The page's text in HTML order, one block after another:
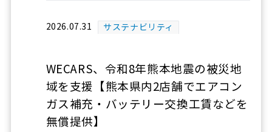
2026.07.31 サステナビリティ
WECARS、令和8年熊本地震の被災地
域を支援【熊本県内2店舗でエアコン
ガス補充・バッテリー交換工賃などを
無償提供】